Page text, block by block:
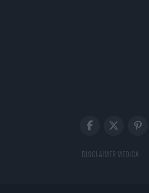
DISCLAIMER MEDICA